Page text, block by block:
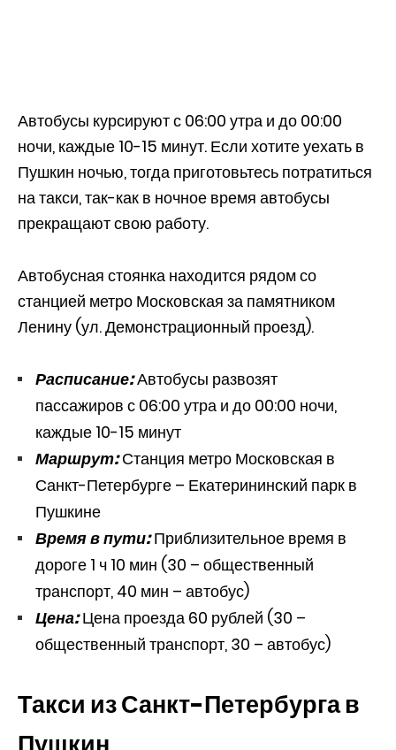
Автобусы курсируют с 06:00 утра и до 00:00
ночи, каждые 10-15 минут. Если хотите уехать в
Пушкин ночью, тогда приготовьтесь потратиться
на такси, так-как в ночное время автобусы
прекращают свою работу.
Автобусная стоянка находится рядом со
станцией метро Московская за памятником
Ленину (ул. Демонстрационный проезд).
Расписание:Автобусы развозят
пассажиров с 06:00 утра и до 00:00 ночи,
каждые 10-15 минут
Маршрут:Станция метро Московская в
Санкт-Петербурге – Екатерининский парк в
Пушкине
Время в пути:Приблизительное время в
дороге 1 ч 10 мин (30 – общественный
транспорт, 40 мин – автобус)
Цена:Цена проезда 60 рублей (30 –
общественный транспорт, 30 – автобус)
Такси из Санкт-Петербурга в